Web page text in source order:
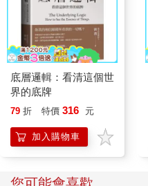
底層邏輯：看清這個世
界的底牌
79 折 特價 316 元
加入購物車